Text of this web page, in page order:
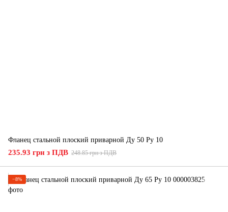
Фланец стальной плоский приварной Ду 50 Ру 10
235.93 грн з ПДВ 248.85 грн з ПДВ
−8%